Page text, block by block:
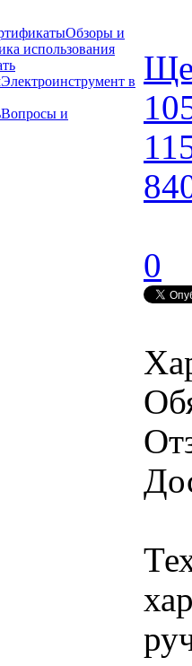
Обзоры и
использования
Электроинструмент в
Вопросы и
0